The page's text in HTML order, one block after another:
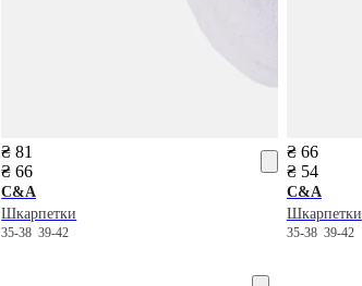
₴ 81
₴ 66
C&A
Шкарпетки
35-3839-42
₴ 66
₴ 54
C&A
Шкарпетки
35-38 39-42